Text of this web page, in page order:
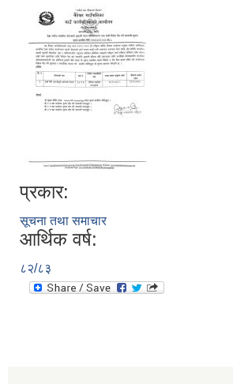
प्रकार:
सूचना तथा समाचार
आर्थिक वर्ष:
८२/८३